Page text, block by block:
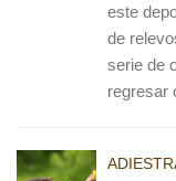
este
de
serie de
regresar